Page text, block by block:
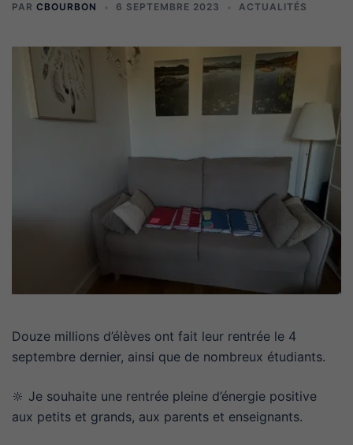
PAR CBOURBON 6 SEPTEMBRE 2023 ACTUALITÉS
Douze millions d’élèves ont fait leur rentrée le 4
septembre dernier, ainsi que de nombreux étudiants.
🔆 Je souhaite une rentrée pleine d’énergie positive
aux petits et grands, aux parents et enseignants.